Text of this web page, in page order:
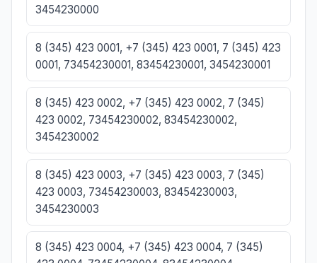
3454230000
8 (345) 423 0001, +7 (345) 423 0001, 7 (345) 423
0001, 73454230001, 83454230001, 3454230001
8 (345) 423 0002, +7 (345) 423 0002, 7 (345)
423 0002, 73454230002, 83454230002,
3454230002
8 (345) 423 0003, +7 (345) 423 0003, 7 (345)
423 0003, 73454230003, 83454230003,
3454230003
8 (345) 423 0004, +7 (345) 423 0004, 7 (345)